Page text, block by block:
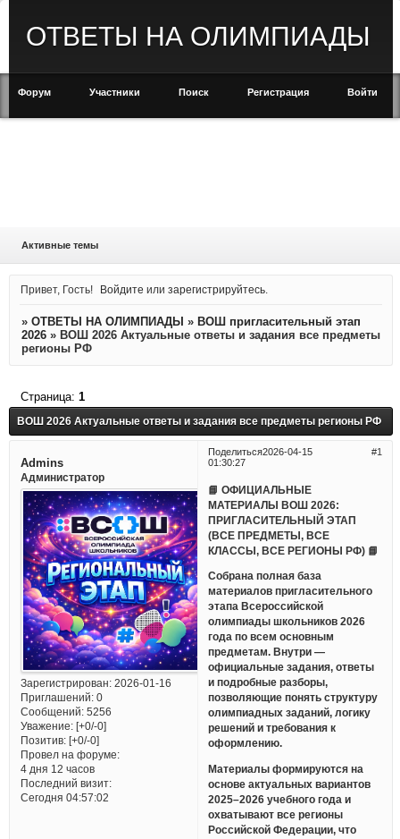
ОТВЕТЫ НА ОЛИМПИАДЫ
Форум Участники Поиск Регистрация Войти
Активные темы
Привет, Гость! Войдите илизарегистрируйтесь
» ОТВЕТЫ НА ОЛИМПИАДЫ » ВОШ пригласительный этап
2026 » ВОШ 2026 Актуальные ответы и задания все предметы
регионы РФ
ВОШ 2026 Актуальные ответы и задания все предметы регионы РФ
Страница: 1
Поделиться 1
2026-04-15
01:30:27
Admins
Администратор
Зарегистрирован: 2026-01-16
Приглашений:0
Сообщений:5256
Уважение: [+0/-0]
Позитив: [+0/-0]
Провел на форуме:
4 дня 12 часов
Последний визит:
Сегодня 04:57:02
📘 ОФИЦИАЛЬНЫЕ
МАТЕРИАЛЫ ВОШ 2026:
ПРИГЛАСИТЕЛЬНЫЙ ЭТАП
(ВСЕ ПРЕДМЕТЫ, ВСЕ
КЛАССЫ, ВСЕ РЕГИОНЫ РФ) 📘
Собрана полная база
материалов пригласительного
этапа Всероссийской
олимпиады школьников 2026
года по всем основным
предметам. Внутри —
официальные задания, ответы
и подробные разборы,
позволяющие понять структуру
олимпиадных заданий, логику
решений и требования к
оформлению.
Материалы формируются на
основе актуальных вариантов
2025–2026 учебного года и
охватывают все регионы
Российской Федерации, что